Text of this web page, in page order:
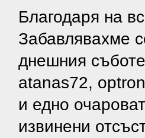
Благодаря на
Забавлявахме
днешния
аtanas72,
и едно
извинени